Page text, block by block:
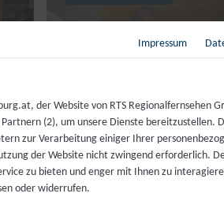
VIRTUELLE ASSISTENZ:
JEREMIAS FUCHS IM
GESPRÄCH
Do., 2. Okt.. 2025 // 516
Impressum
der Website von RTS Regionalfernsehen
(2), um unsere Dienste bereitzustellen.
zur Verarbeitung einiger Ihrer
der Website nicht zwingend erforderlich.
zu bieten und enger mit Ihnen zu
oder widerrufen.